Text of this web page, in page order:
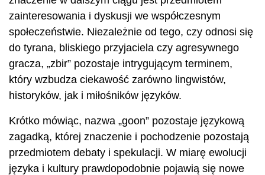
zainteresowania i dyskusji we współczesnym
społeczeństwie. Niezależnie od tego, czy odnosi się
do tyrana, bliskiego przyjaciela czy agresywnego
gracza, „zbir” pozostaje intrygującym terminem,
który wzbudza ciekawość zarówno lingwistów,
historyków, jak i miłośników języków.
Krótko mówiąc, nazwa „goon” pozostaje językową
zagadką, której znaczenie i pochodzenie pozostają
przedmiotem debaty i spekulacji. W miarę ewolucji
języka i kultury prawdopodobnie pojawią się nowe